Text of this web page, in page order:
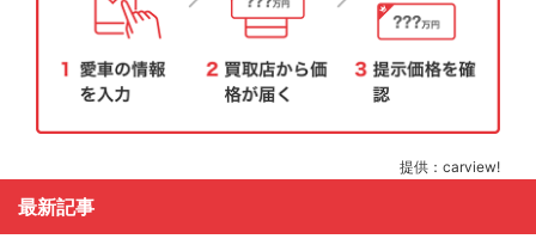
提供：carview!
最新記事